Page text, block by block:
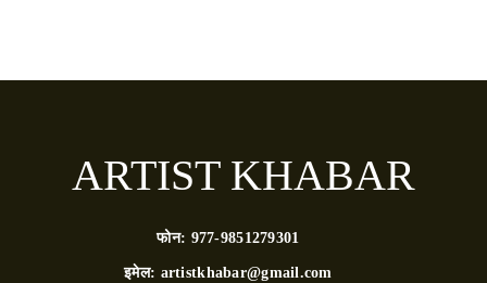
ARTIST KHABAR
फोन: 977-9851279301
इमेल: artistkhabar@gmail.com